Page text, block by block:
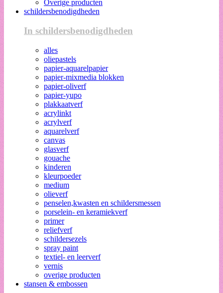
Overige producten
schildersbenodigdheden
In schildersbenodigdheden
alles
oliepastels
papier-aquarelpapier
papier-mixmedia blokken
papier-oliverf
papier-yupo
plakkaatverf
acrylinkt
acrylverf
aquarelverf
canvas
glasverf
gouache
kinderen
kleurpoeder
medium
olieverf
penselen,kwasten en schildersmessen
porselein- en keramiekverf
primer
reliefverf
schildersezels
spray paint
textiel- en leerverf
vernis
overige producten
stansen & embossen